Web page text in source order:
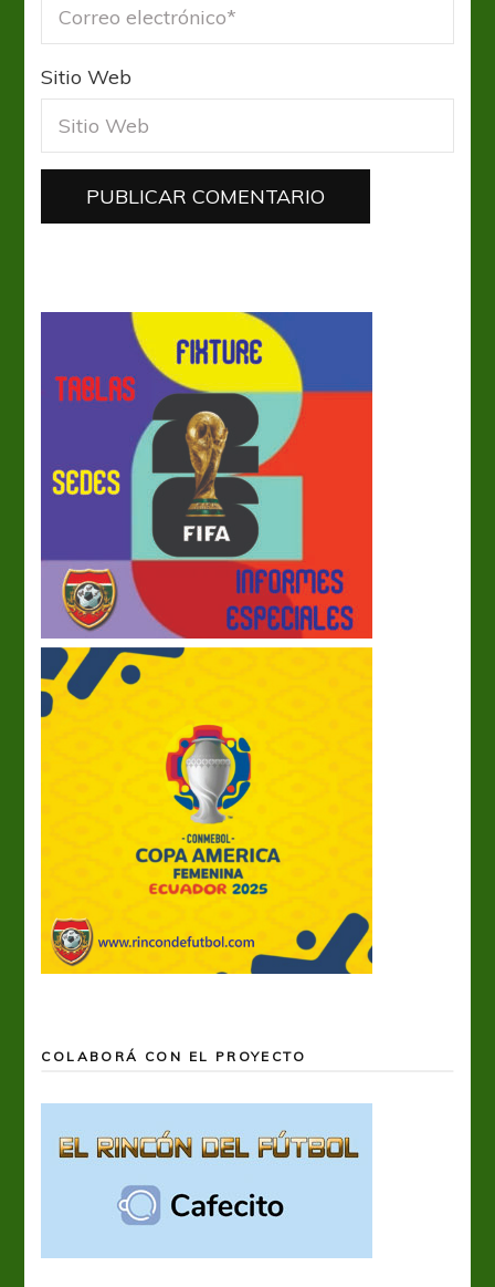
Sitio Web
COLABORÁ CON EL PROYECTO